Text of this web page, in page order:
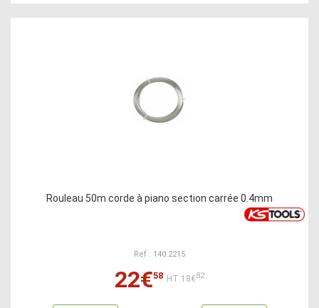
Rouleau 50m corde à piano section carrée 0.4mm
Ref : 140.2215
22€58 HT:18€82